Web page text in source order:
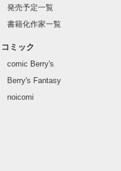
発売予定一覧
書籍化作家一覧
コミック
comic Berry's
Berry's Fantasy
noicomi